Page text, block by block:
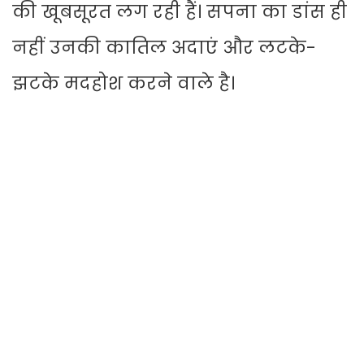
की खूबसूरत लग रही हैं। सपना का डांस ही
नहीं उनकी कातिल अदाएं और लटके-
झटके मदहोश करने वाले है।